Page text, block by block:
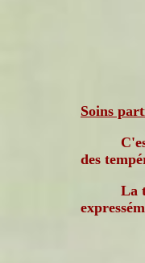
Soins
des
La